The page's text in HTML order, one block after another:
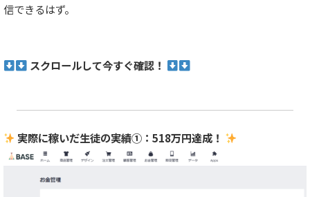
信できるはず。
スクロールして今すぐ確認！
実際に稼いだ生徒の実績①：518万円達成！